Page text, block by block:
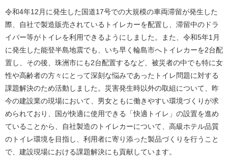
令和4年12月に発生した国道17号での大規模の車両滞留が発生した
際、自社で製造販売されているトイレカーを配置し、滞留中のドラ
イバー等がトイレを利用できるようにしました。また、令和5年1月
に発生した能登半島地震でも、いち早く輪島市へトイレカーを2台配
置し、その後、珠洲市にも2台配置するなど、被災者の中でも特に女
性や高齢者の方々にとって深刻な悩みであったトイレ問題に対する
課題解決のため活動しました。災害発生時以外の取組について、昨
今の建設業の現場において、男女ともに働きやすい環境づくりが求
められており、国が快適に使用できる「快適トイレ」の設置を進め
ていることから、自社製造のトイレカーについて、高級ホテル品質
のトイレ環境を目指し、利用者に寄り添った製品づくりを行うこと
で、建設現場における課題解決にも貢献しています。